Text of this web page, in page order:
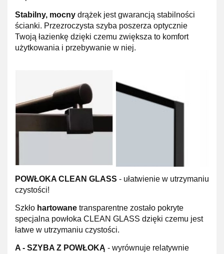
Stabilny, mocny drążek jest gwarancją stabilności
ścianki. Przezroczysta szyba poszerza optycznie
Twoją łazienkę dzięki czemu zwiększa to komfort
użytkowania i przebywanie w niej.
POWŁOKA CLEAN GLASS - ułatwienie w utrzymaniu
czystości!
Szkło hartowane transparentne zostało pokryte
specjalna powłoka CLEAN GLASS dzięki czemu jest
łatwe w utrzymaniu czystości.
A - SZYBA Z POWŁOKĄ - wyrównuje relatywnie